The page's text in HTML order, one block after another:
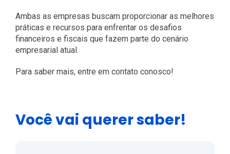
Ambas as empresas buscam proporcionar as melhores
práticas e recursos para enfrentar os desafios
financeiros e fiscais que fazem parte do cenário
empresarial atual.
Para saber mais, entre em contato conosco!
Você vai querer saber!